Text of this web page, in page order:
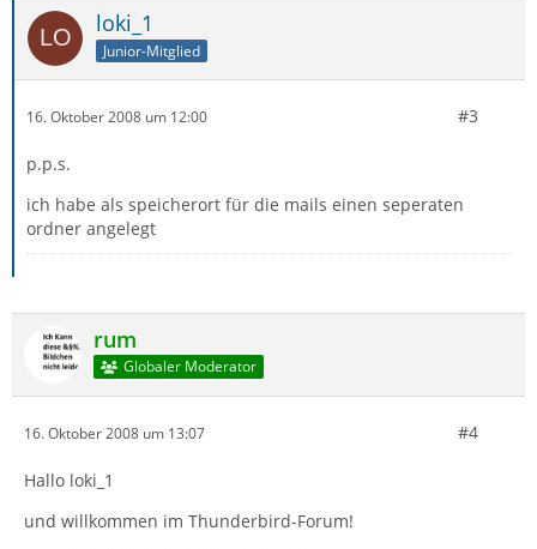
loki_1
Junior-Mitglied
16. Oktober 2008 um 12:00 #3
p.p.s.
ich habe als speicherort für die mails einen seperaten
ordner angelegt
rum
Globaler Moderator
16. Oktober 2008 um 13:07 #4
Hallo loki_1
und willkommen im Thunderbird-Forum!